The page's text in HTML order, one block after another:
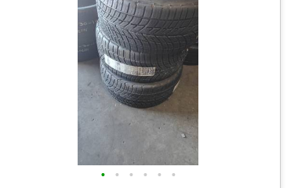
• • • • • •